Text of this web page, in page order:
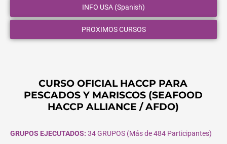
INFO USA (Spanish)
PROXIMOS CURSOS
CURSO OFICIAL HACCP PARA
PESCADOS Y MARISCOS (SEAFOOD
HACCP ALLIANCE / AFDO)
GRUPOS EJECUTADOS: 34 GRUPOS (Más de 484 Participantes)